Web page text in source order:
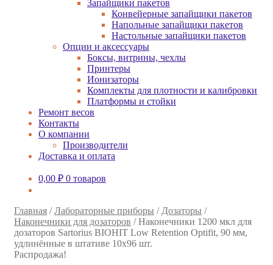
Запайщики пакетов
Конвейерные запайщики пакетов
Напольные запайщики пакетов
Настольные запайщики пакетов
Опции и аксессуары
Боксы, витрины, чехлы
Принтеры
Ионизаторы
Комплекты для плотности и калибровки
Платформы и стойки
Ремонт весов
Контакты
О компании
Производители
Доставка и оплата
0,00 ₽ 0 товаров
Главная /Лабораторные приборы / Дозаторы /
Наконечники для дозаторов /Наконечники 1200 мкл для
дозаторов Sartorius BIOHIT Low Retention Optifit, 90 мм,
удлинённые в штативе 10х96 шт.
Распродажа!